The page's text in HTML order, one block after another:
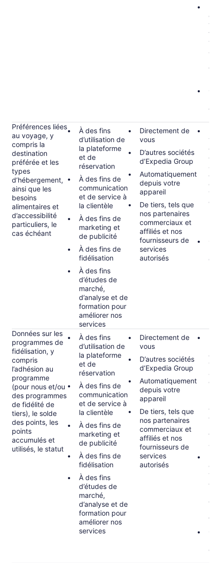
Préférences liées
au voyage, y
compris la
destination
préférée et les
types
d’hébergement,
ainsi que les
besoins
alimentaires et
d’accessibilité
particuliers, le
cas échéant
À des fins
d’utilisation de
la plateforme
et de
réservation
À des fins de
communication
et de service à
la clientèle
À des fins de
marketing et
de publicité
À des fins de
fidélisation
À des fins
d’études de
marché,
d’analyse et de
formation pour
améliorer nos
services
Directement de
vous
D’autres sociétés
d’Expedia Group
Automatiquement
depuis votre
appareil
De tiers, tels que
nos partenaires
commerciaux et
affiliés et nos
fournisseurs de
services
autorisés
qui
Données sur les
programmes de
fidélisation, y
compris
l’adhésion au
programme
(pour nous et/ou
des programmes
de fidélité de
tiers), le solde
des points, les
points
accumulés et
utilisés, le statut
À des fins
d’utilisation de
la plateforme
et de
réservation
À des fins de
communication
et de service à
la clientèle
À des fins de
marketing et
de publicité
À des fins de
fidélisation
À des fins
d’études de
marché,
d’analyse et de
formation pour
améliorer nos
services
Directement de
vous
D’autres sociétés
d’Expedia Group
Automatiquement
depuis votre
appareil
De tiers, tels que
nos partenaires
commerciaux et
affiliés et nos
fournisseurs de
services
autorisés
de
de